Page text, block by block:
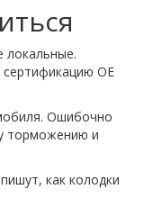
локальные.
OE
Ошибочно
торможению и
как колодки